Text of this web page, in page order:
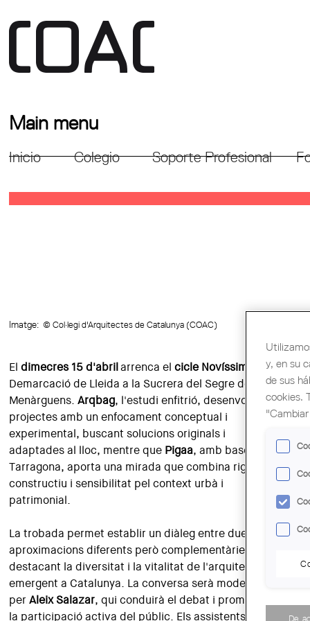
Main menu
Inicio Colegio Soporte Profesional
Imatge: © Col·legi d'Arquitectes de Catalunya (COAC)
Eldimecres 15 d'abrilarrenca elcicle Novíssims
a la
Demarcació de Lleida a la Sucrera del Segre de
Menàrguens.Arqbag, l'estudi enfitrió, desenvolupa
projectes amb un enfocament conceptual i
experimental, buscant solucions originals i
adaptades al lloc, mentre que Pigaa, amb base a
Tarragona, aporta una mirada que combina rigor
constructiu i sensibilitat pel context urbà i
patrimonial.
La trobada permet establir un diàleg entre dues
aproximacions diferents però complementàries,
destacant la diversitat i la vitalitat de l'arquitectura
emergent a Catalunya. La conversa serà moderada
perAleix Salazar, qui conduirà el debat i promourà
la participació activa del públic. Els assistents
y, en su
de sus
cookies.
De